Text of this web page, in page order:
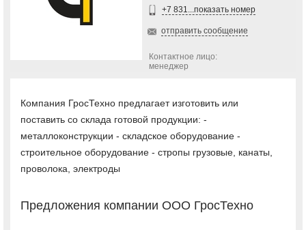
+7 831...показать номер
отправить сообщение
Контактное лицо:
менеджер
Компания ГросТехно предлагает изготовить или
поставить со склада готовой продукции: -
металлоконструкции - складское оборудование -
строительное оборудование - стропы грузовые, канаты,
проволока, электроды
Предложения компании ООО ГросТехно